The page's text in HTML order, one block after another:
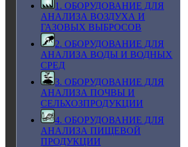
1. ОБОРУДОВАНИЕ ДЛЯ
АНАЛИЗА ВОЗДУХА И
ГАЗОВЫХ ВЫБРОСОВ
2. ОБОРУДОВАНИЕ ДЛЯ
АНАЛИЗА ВОДЫ И ВОДНЫХ
СРЕД
3. ОБОРУДОВАНИЕ ДЛЯ
АНАЛИЗА ПОЧВЫ И
СЕЛЬХОЗПРОДУКЦИИ
4. ОБОРУДОВАНИЕ ДЛЯ
АНАЛИЗА ПИЩЕВОЙ
ПРОДУКЦИИ